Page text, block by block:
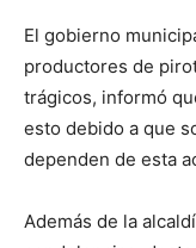
El gobierno
productores de
trágicos, informó
esto debido a que
dependen de esta
Además de la